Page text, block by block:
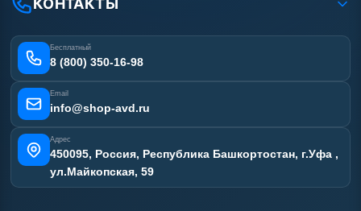
Статьи
Лизинг
Получить скидку
Наши работы
Отзывы наших клиентов
Карта сайта
КОНТАКТЫ
Бесплатный
8 (800) 350-16-98
Email
info@shop-avd.ru
Адрес
450095, Россия, Республика Башкортостан, г.Уфа ,
ул.Майкопская, 59